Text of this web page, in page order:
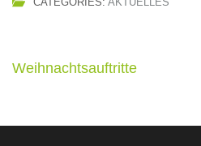
Beitragsnavigation
Weihnachtsauftritte